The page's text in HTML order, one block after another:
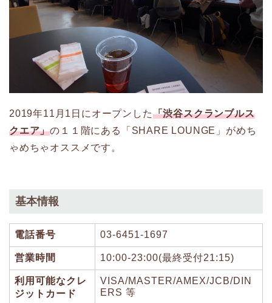
2019年11月1日にオープンした「渋谷スクランブルス
クエア」の１１階にある「SHARE LOUNGE」がめち
ゃめちゃオススメです。
基本情報
電話番号 03-6451-1697
営業時間 10:00-23:00(最終受付21:15)
利用可能なクレ
ジットカード
VISA/MASTER/AMEX/JCB/DIN
ERS 等